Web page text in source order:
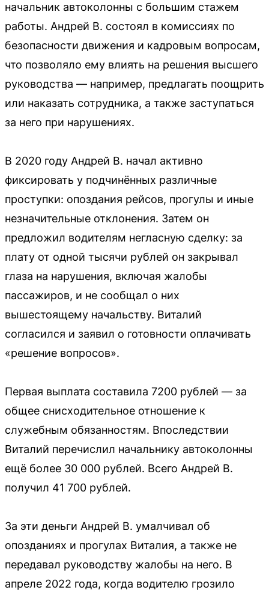
начальник автоколонны с большим стажем
работы. Андрей В. состоял в комиссиях по
безопасности движения и кадровым вопросам,
что позволяло ему влиять на решения высшего
руководства — например, предлагать поощрить
или наказать сотрудника, а также заступаться
за него при нарушениях.
В 2020 году Андрей В. начал активно
фиксировать у подчинённых различные
проступки: опоздания рейсов, прогулы и иные
незначительные отклонения. Затем он
предложил водителям негласную сделку: за
плату от одной тысячи рублей он закрывал
глаза на нарушения, включая жалобы
пассажиров, и не сообщал о них
вышестоящему начальству. Виталий
согласился и заявил о готовности оплачивать
«решение вопросов».
Первая выплата составила 7200 рублей — за
общее снисходительное отношение к
служебным обязанностям. Впоследствии
Виталий перечислил начальнику автоколонны
ещё более 30 000 рублей. Всего Андрей В.
получил 41 700 рублей.
За эти деньги Андрей В. умалчивал об
опозданиях и прогулах Виталия, а также не
передавал руководству жалобы на него. В
апреле 2022 года, когда водителю грозило